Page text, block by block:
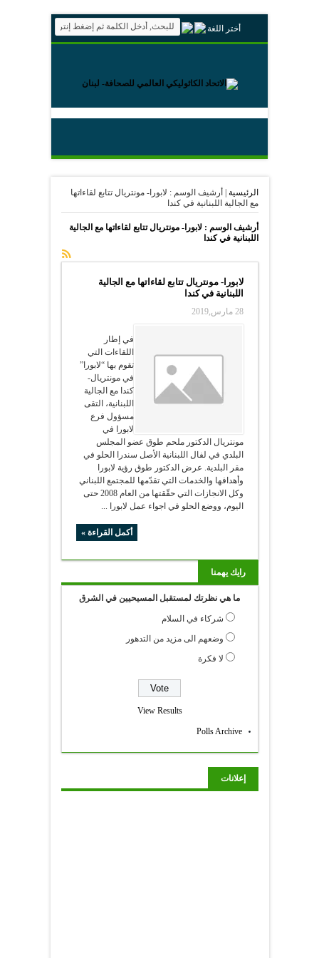
أختر اللغة
الرئيسية
أرشيف الوسم : لابورا- مونتريال تتابع لقاءاتها
مع الجالية اللبنانية في كندا
أرشيف الوسم :لابورا- مونتريال تتابع لقاءاتها مع الجالية
اللبنانية في كندا
لابورا- مونتريال تتابع لقاءاتها مع الجالية
اللبنانية في كندا
28 مارس,2019
في إطار
اللقاءات التي
تقوم بها “لابورا”
في مونتريال-
كندا مع الجالية
اللبنانية، التقى
مسؤول فرع
لابورا في
مونتريال الدكتور ملحم طوق عضو المجلس
البلدي في لفال اللبنانية الأصل سندرا الحلو في
مقر البلدية. عرض الدكتور طوق رؤية لابورا
وأهدافها والخدمات التي تقدّمها للمجتمع اللبناني
وكل الانجازات التي حقّقتها من العام 2008 حتى
اليوم، ووضع الحلو في اجواء عمل لابورا ...
أكمل القراءة »
رايك يهمنا
ما هي نظرتك لمستقبل المسيحيين في الشرق
شركاء في السلام
وضعهم الى مزيد من التدهور
لا فكرة
View Results
Polls Archive
إعلانات